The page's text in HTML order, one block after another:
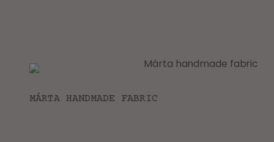
MÁRTA HANDMADE FABRIC